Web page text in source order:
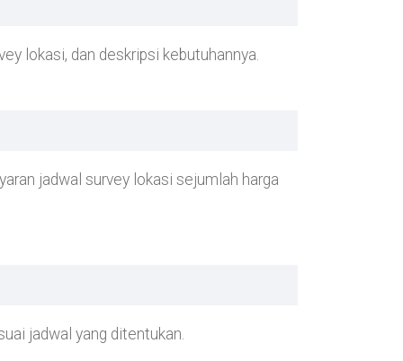
lokasi, dan deskripsi kebutuhannya.
jadwal survey lokasi sejumlah harga
jadwal yang ditentukan.